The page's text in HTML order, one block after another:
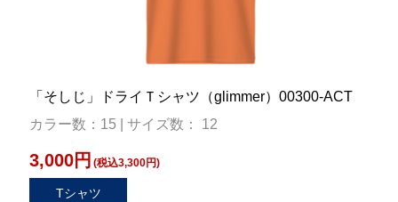
「そしじ」ドライＴシャツ（glimmer）00300-ACT
カラー数：15 | サイズ数： 12
3,000円 (税込3,300円)
Tシャツ